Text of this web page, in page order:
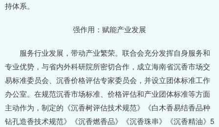
持体系。
强作用：赋能产业发展
服务行业发展，带动产业繁荣。联合会充分发挥自身服务和
专业优势，与省内外科研院所密切合作，成立海南省沉香市场交
易标准委员会、沉香价格评估专家委员会，并设立团体标准工作
办公室。在规范沉香市场标准、价格评估和产业团体标准等方面
主动作为，制定的《沉香树评估技术规范》《白木香易结香品种
钻孔造香技术规范》《沉香燃香品》《沉香珠串》《沉香精油》5